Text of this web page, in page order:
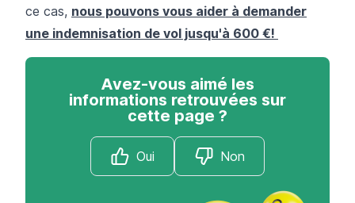
ce cas, nous pouvons vous aider à demander
une indemnisation de vol jusqu'à 600 €!
Avez-vous aimé les
informations retrouvées sur
cette page ?
Oui Non